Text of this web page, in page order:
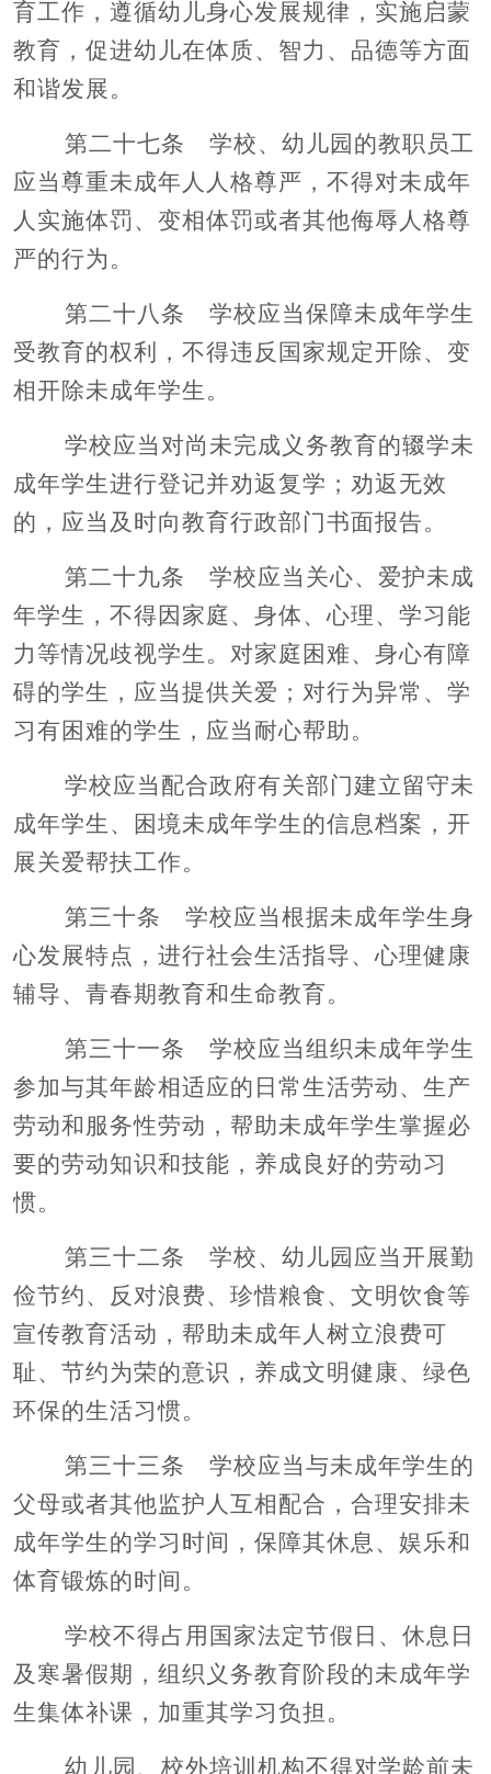
育工作，遵循幼儿身心发展规律，实施启蒙
教育，促进幼儿在体质、智力、品德等方面
和谐发展。
第二十七条 学校、幼儿园的教职员工
应当尊重未成年人人格尊严，不得对未成年
人实施体罚、变相体罚或者其他侮辱人格尊
严的行为。
第二十八条 学校应当保障未成年学生
受教育的权利，不得违反国家规定开除、变
相开除未成年学生。
学校应当对尚未完成义务教育的辍学未
成年学生进行登记并劝返复学；劝返无效
的，应当及时向教育行政部门书面报告。
第二十九条 学校应当关心、爱护未成
年学生，不得因家庭、身体、心理、学习能
力等情况歧视学生。对家庭困难、身心有障
碍的学生，应当提供关爱；对行为异常、学
习有困难的学生，应当耐心帮助。
学校应当配合政府有关部门建立留守未
成年学生、困境未成年学生的信息档案，开
展关爱帮扶工作。
第三十条 学校应当根据未成年学生身
心发展特点，进行社会生活指导、心理健康
辅导、青春期教育和生命教育。
第三十一条 学校应当组织未成年学生
参加与其年龄相适应的日常生活劳动、生产
劳动和服务性劳动，帮助未成年学生掌握必
要的劳动知识和技能，养成良好的劳动习
惯。
第三十二条 学校、幼儿园应当开展勤
俭节约、反对浪费、珍惜粮食、文明饮食等
宣传教育活动，帮助未成年人树立浪费可
耻、节约为荣的意识，养成文明健康、绿色
环保的生活习惯。
第三十三条 学校应当与未成年学生的
父母或者其他监护人互相配合，合理安排未
成年学生的学习时间，保障其休息、娱乐和
体育锻炼的时间。
学校不得占用国家法定节假日、休息日
及寒暑假期，组织义务教育阶段的未成年学
生集体补课，加重其学习负担。
幼儿园、校外培训机构不得对学龄前未